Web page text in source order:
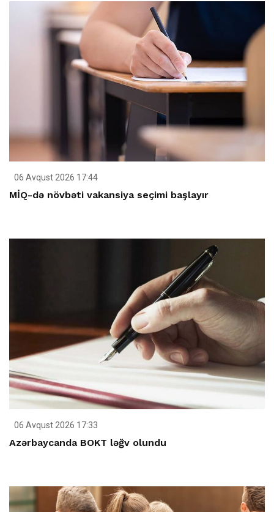
06 Avqust 2026 17:44
MİQ-də növbəti vakansiya seçimi başlayır
06 Avqust 2026 17:33
Azərbaycanda BOKT ləğv olundu